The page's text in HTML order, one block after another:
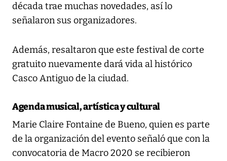
década trae muchas novedades, así lo
señalaron sus organizadores.
Además, resaltaron que este festival de corte
gratuito nuevamente dará vida al histórico
Casco Antiguo de la ciudad.
Agenda musical, artística y cultural
Marie Claire Fontaine de Bueno, quien es parte
de la organización del evento señaló que con la
convocatoria de Macro 2020 se recibieron